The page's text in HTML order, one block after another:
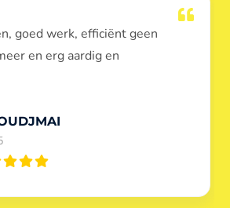
ontstopping van wc, werd
door de loodgieters
janssens.
Garfield